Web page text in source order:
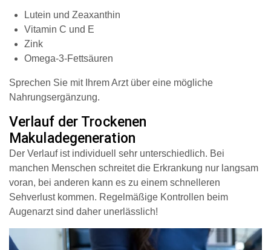
Lutein und Zeaxanthin
Vitamin C und E
Zink
Omega-3-Fettsäuren
Sprechen Sie mit Ihrem Arzt über eine mögliche
Nahrungsergänzung.
Verlauf der Trockenen
Makuladegeneration
Der Verlauf ist individuell sehr unterschiedlich. Bei
manchen Menschen schreitet die Erkrankung nur langsam
voran, bei anderen kann es zu einem schnelleren
Sehverlust kommen. Regelmäßige Kontrollen beim
Augenarzt sind daher unerlässlich!